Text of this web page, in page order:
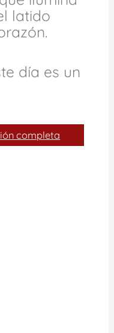
latido
día es un
completa